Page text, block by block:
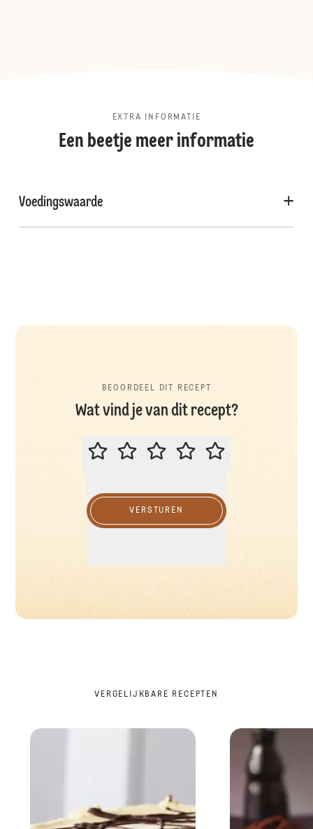
EXTRA INFORMATIE
Een beetje meer informatie
Voedingswaarde
BEOORDEEL DIT RECEPT
Wat vind je van dit recept?
BEOORDEEL DIT RECEPT
VERSTUREN
VERGELIJKBARE RECEPTEN